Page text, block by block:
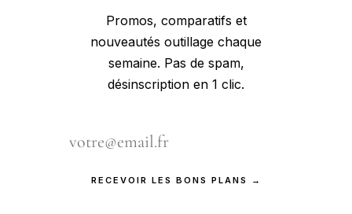
Promos, comparatifs et
nouveautés outillage chaque
semaine. Pas de spam,
désinscription en 1 clic.
RECEVOIR LES BONS PLANS →